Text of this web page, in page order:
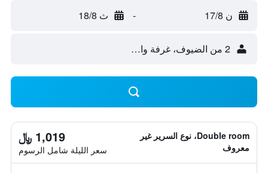
ن 17/8 - ث 18/8
2 من الضيوف، غرفة واحدة
Double room، نوع السرير غير
معروف
1,019 ﷼
سعر الليلة شامل الرسوم